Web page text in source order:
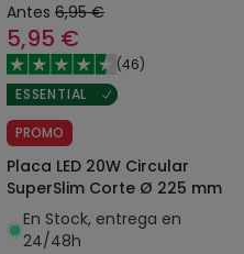
Antes 6,95 €
5,95 €
(46)
ESSENTIAL
PROMO
Placa LED 20W Circular
SuperSlim Corte Ø 225 mm
En Stock, entrega en
24/48h